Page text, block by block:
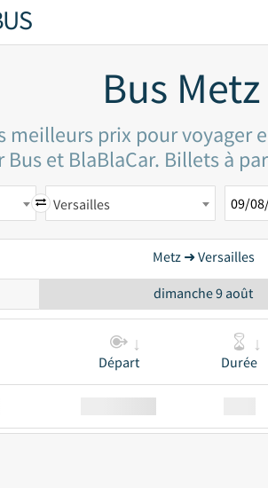
Bus
meilleurs prix pour voyager
Bus et BlaBlaCar. Billets à
Versailles
Metz ➜ Versailles
dimanche 9 août
Départ Durée